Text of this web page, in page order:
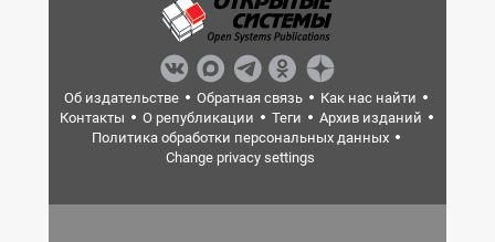
Об издательстве Обратная связь
Как нас найти
Контакты
О републикации Теги
Архив изданий
Политика обработки персональных данных
Change privacy settings